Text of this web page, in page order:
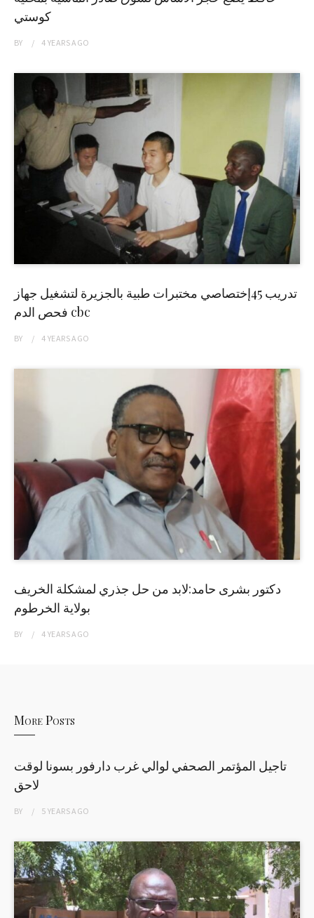
كوستي
BY 4 YEARSAGO
تدريب 45إختصاصي مختبرات طبية بالجزيرة لتشغيل جهاز
فحص الدم cbc
BY 4 YEARSAGO
دكتور بشرى حامد:لابد من حل جذري لمشكلة الخريف
بولاية الخرطوم
BY 4 YEARSAGO
More Posts
تاجيل المؤتمر الصحفي لوالي غرب دارفور بسونا لوقت
لاحق
BY 5 YEARSAGO